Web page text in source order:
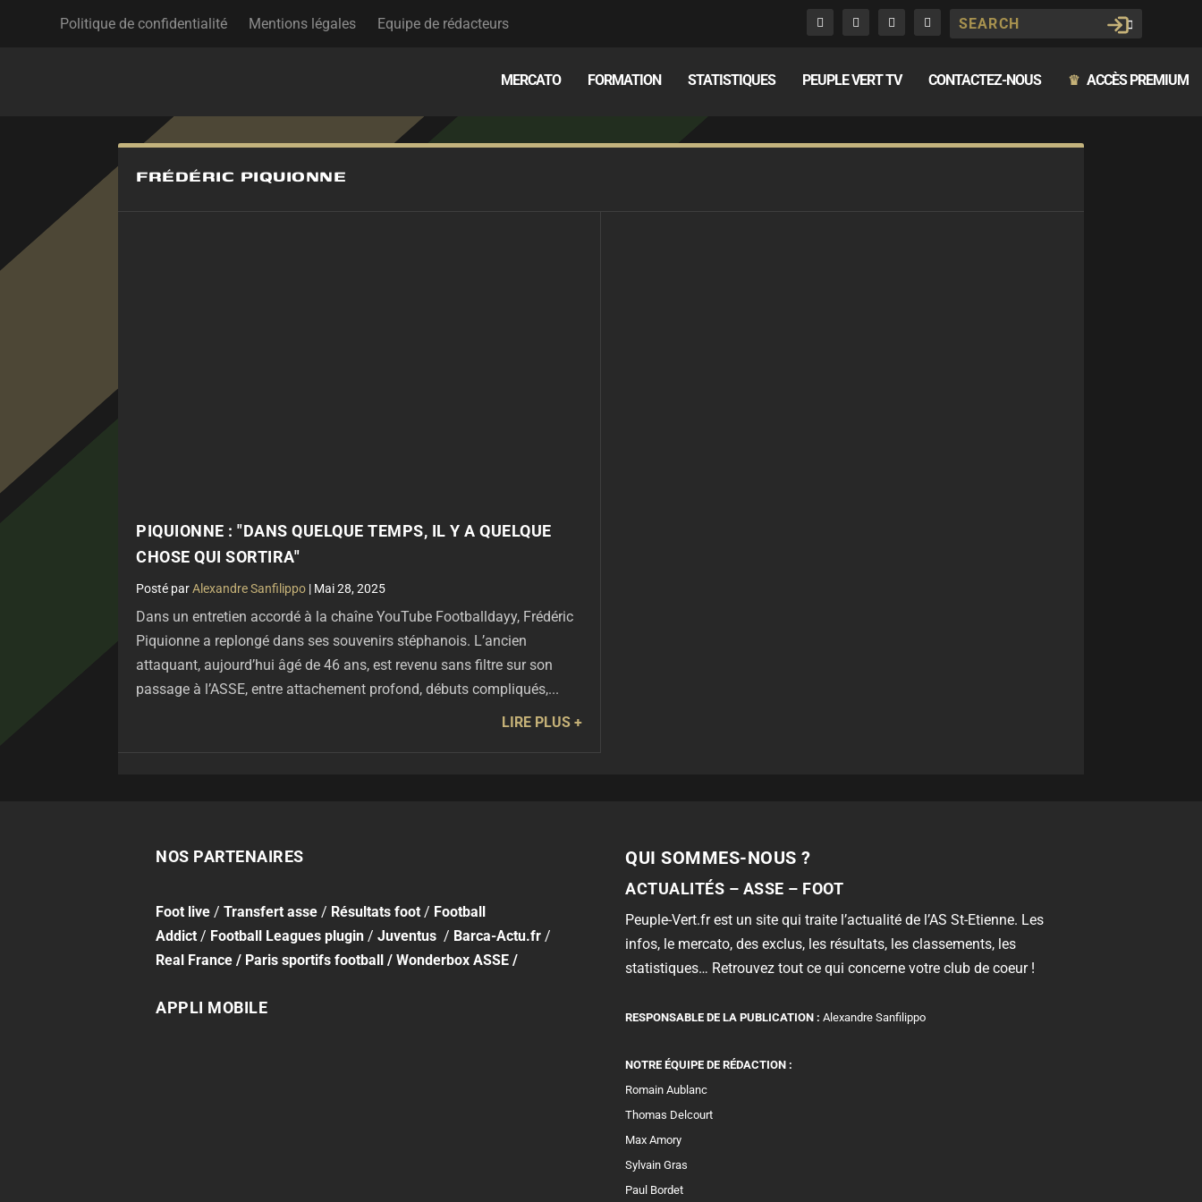
Politique de confidentialité Mentions légales Equipe de rédacteurs
MERCATO FORMATION STATISTIQUES PEUPLE VERT TV CONTACTEZ-NOUS ♛ ACCÈS PREMIUM
FRÉDÉRIC PIQUIONNE
PIQUIONNE : "DANS QUELQUE TEMPS, IL Y A QUELQUE
CHOSE QUI SORTIRA"
parAlexandre Sanfilippo | Mai 28, 2025
Dans un entretien accordé à la chaîne YouTube Footballdayy, Frédéric
Piquionne a replongé dans ses souvenirs stéphanois. L’ancien
attaquant, aujourd’hui âgé de 46 ans, est revenu sans filtre sur son
passage à l’ASSE, entre attachement profond, débuts compliqués,...
LIRE PLUS
NOS PARTENAIRES
Foot live /Transfert asse / Résultats foot / Football
Addict / Football Leagues plugin /Juventus / Barca-Actu.fr /
Real France / Paris sportifs football /Wonderbox ASSE /
APPLI MOBILE
QUI SOMMES-NOUS ?
ACTUALITÉS – ASSE – FOOT
Peuple-Vert.fr est un site qui traite l’actualité de l’AS St-Etienne. Les
infos, le mercato, des exclus, les résultats, les classements, les
statistiques… Retrouvez tout ce qui concerne votre club de coeur !
RESPONSABLE DE LA PUBLICATION : Alexandre Sanfilippo
NOTRE ÉQUIPE DE RÉDACTION :
Romain Aublanc
Thomas Delcourt
Max Amory
Sylvain Gras
Paul Bordet